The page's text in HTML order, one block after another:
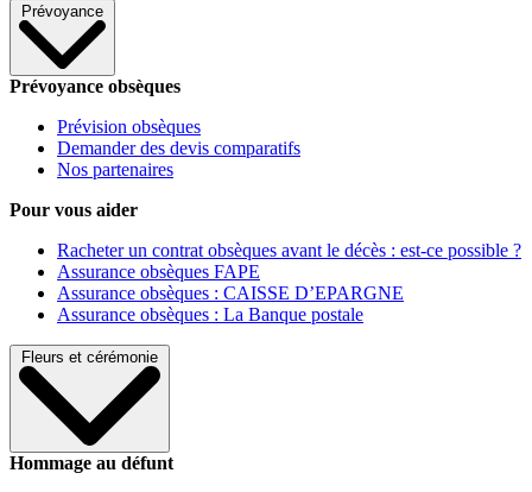
Prévoyance
Prévoyance obsèques
Prévision obsèques
Demander des devis comparatifs
Nos partenaires
Pour vous aider
Racheter un contrat obsèques avant le décès : est-ce possible ?
Assurance obsèques FAPE
Assurance obsèques : CAISSE D’EPARGNE
Assurance obsèques : La Banque postale
Fleurs et cérémonie
Hommage au défunt